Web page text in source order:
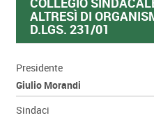
ALTRESÌ DI
D.LGS. 231/01
Presidente
Giulio Morandi
Sindaci